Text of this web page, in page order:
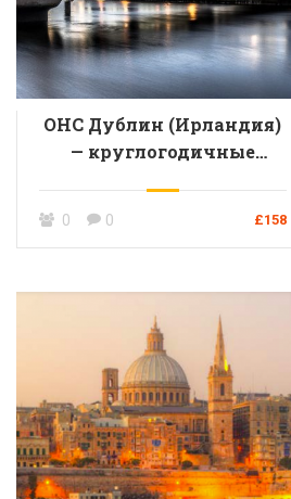
ОНС Дублин (Ирландия)
— круглогодичные
0 0 £158